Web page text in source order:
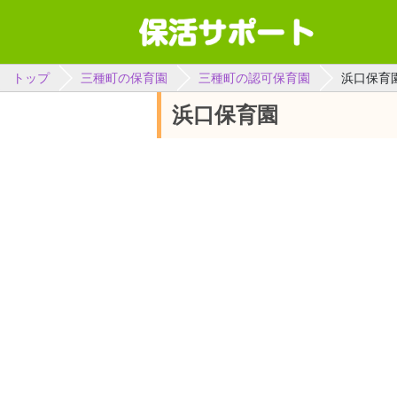
トップ 三種町の保育園 三種町の認可保育園 浜口保育
浜口保育園